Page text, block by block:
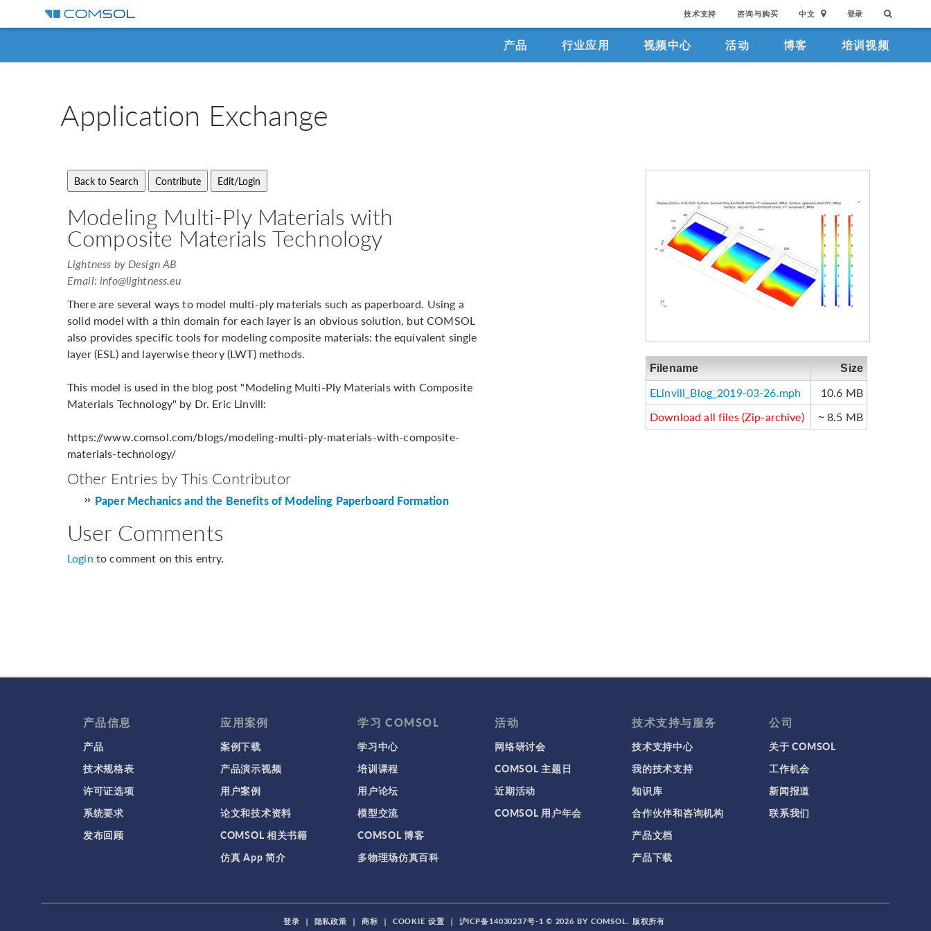
技术支持 咨询与购买 中文 登录
产品 行业应用 视频中心 活动 博客 培训视频
Application Exchange
Filename Size
ELinvill_Blog_2019-03-26.mph
10.6 MB
Download all files (Zip-archive)
~ 8.5 MB
Modeling Multi-Ply Materials with
Composite Materials Technology
Lightness by Design AB
Email:info@lightness.eu
There are several ways to model multi-ply materials such as paperboard. Using a
solid model with a thin domain for each layer is an obvious solution, but COMSOL
also provides specific tools for modeling composite materials: the equivalent single
layer (ESL) and layerwise theory (LWT) methods.
This model is used in the blog post "Modeling Multi-Ply Materials with Composite
Materials Technology" by Dr. Eric Linvill:
https://www.comsol.com/blogs/modeling-multi-ply-materials-with-composite-
materials-technology/
Other Entries by This Contributor
Paper Mechanics and the Benefits of Modeling Paperboard Formation
User Comments
Login to comment on this entry.
产品信息
产品
技术规格表
许可证选项
系统要求
发布回顾
应用案例
案例下载
产品演示视频
用户案例
论文和技术资料
COMSOL 相关书籍
仿真 App 简介
学习 COMSOL
学习中心
培训课程
用户论坛
模型交流
COMSOL 博客
多物理场仿真百科
活动
网络研讨会
COMSOL 主题日
近期活动
COMSOL 用户年会
技术支持与服务
技术支持中心
我的技术支持
知识库
合作伙伴和咨询机构
产品文档
产品下载
公司
关于 COMSOL
工作机会
新闻报道
联系我们
登录 | 隐私政策 | 商标 | COOKIE 设置 | 沪ICP备14030237号-1 © 2026 BY COMSOL. 版权所有